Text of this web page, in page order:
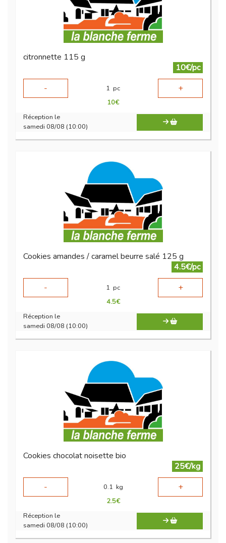
citronnette 115 g
10€/pc
-
1 pc +
10€
Réception le
samedi 08/08 (10:00)
Cookies amandes / caramel beurre salé 125 g
4.5€/pc
-
1 pc +
4.5€
Réception le
samedi 08/08 (10:00)
Cookies chocolat noisette bio
25€/kg
-
0.1 kg +
2.5€
Réception le
samedi 08/08 (10:00)